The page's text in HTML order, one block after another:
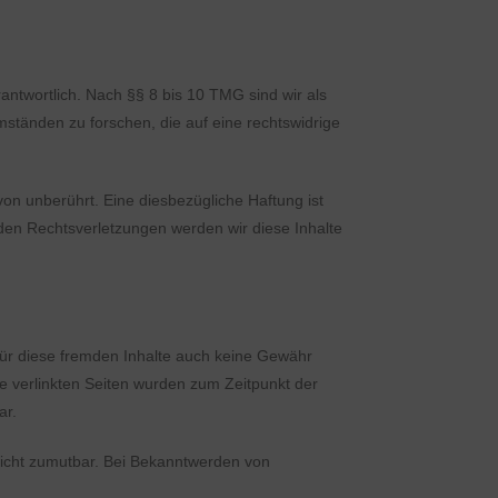
Nach §§ 8 bis 10 TMG sind wir als
zu forschen, die auf eine rechtswidrige
unberührt. Eine diesbezügliche Haftung ist
Rechtsverletzungen werden wir diese Inhalte
diese fremden Inhalte auch keine Gewähr
verlinkten Seiten wurden zum Zeitpunkt der
zumutbar. Bei Bekanntwerden von